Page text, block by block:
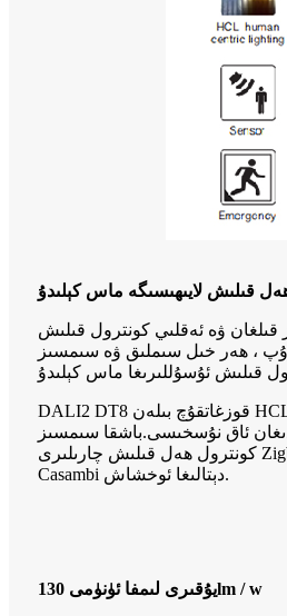
قىلىش لايىھىسىگە ماس كېلىدۇ
قىلغان ۋە ئەقلىي كونترول قىلىش
، ھەر خىل سىملىق ۋە سىمسىز
DALI2 DT8 قوزغاتقۇچ بىلەن HCL (ئادەم مەركەزلىك نۇر)
ئاق نۇسخىسى.باشقا سىمسىز
كونترول ھەل قىلىش چارىلىرى Zigbee ، bluetooth5.0 +
Casambi دېتالىغا ئوخشاش.
يۇقىرى لىمفا ئۈنۈمى 130lm / w